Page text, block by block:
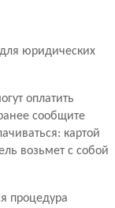
юридических
оплатить
сообщите
картой
возьмет с собой
процедура